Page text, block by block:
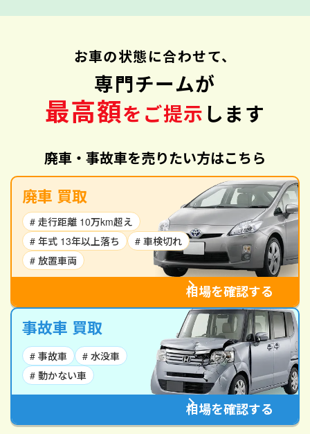
お車の状態に合わせて、
専門チームが
最高額をご提示 します
廃車・事故車を売りたい方はこちら
廃車 買取
# 走行距離 10万km超え
# 年式 13年以上落ち
# 車検切れ
# 放置車両
相場を確認する
事故車 買取
# 事故車
# 水没車
# 動かない車
相場を確認する